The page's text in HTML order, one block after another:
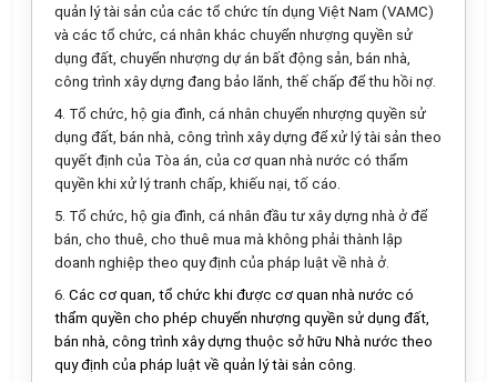
quản lý tài sản của các tổ chức tín dụng Việt Nam (VAMC)
và các tổ chức, cá nhân khác chuyển nhượng quyền sử
dụng đất, chuyển nhượng dự án bất động sản, bán nhà,
công trình xây dựng đang bảo lãnh, thế chấp để thu hồi nợ.
4. Tổ chức, hộ gia đình, cá nhân chuyển nhượng quyền sử
dụng đất, bán nhà, công trình xây dựng để xử lý tài sản theo
quyết định của Tòa án, của cơ quan nhà nước có thẩm
quyền khi xử lý tranh chấp, khiếu nại, tố cáo.
5. Tổ chức, hộ gia đình, cá nhân đầu tư xây dựng nhà ở để
bán, cho thuê, cho thuê mua mà không phải thành lập
doanh nghiệp theo quy định của pháp luật về nhà ở.
6. Các cơ quan, tổ chức khi được cơ quan nhà nước có
thẩm quyền cho phép chuyển nhượng quyền sử dụng đất,
bán nhà, công trình xây dựng thuộc sở hữu Nhà nước theo
quy định của pháp luật về quản lý tài sản công.